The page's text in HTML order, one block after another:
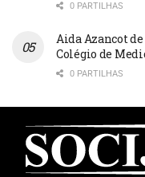
0 PARTILHAS
Aida Azancot
Colégio de
0 PARTILHAS